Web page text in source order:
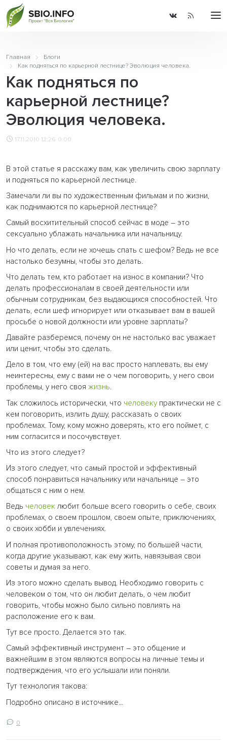
Главная
Блоги
Как подняться по карьерной лестнице? Эволюция человека.
Как подняться по
карьерной лестнице?
Эволюция человека.
17.11.2010 12:26 0.00
В этой статье я расскажу вам, как увеличить свою зарплату
и подняться по карьерной лестнице.
Замечали ли вы по художественным фильмам и по жизни,
как поднимаются по карьерной лестнице?
Самый восхитительный способ сейчас в моде – это
сексуально ублажать начальника или начальницу.
Но что делать, если не хочешь спать с шефом? Ведь не все
настолько безумны, чтобы это делать.
Что делать тем, кто работает на износ в компании? Что
делать профессионалам в своей деятельности или
обычным сотрудникам, без выдающихся способностей. Что
делать, если шеф игнорирует или отказывает вам в вашей
просьбе о новой должности или уровне зарплаты?
Давайте разберемся, почему он не настолько вас уважает
или ценит, чтобы это сделать.
Дело в том, что ему (ей) на вас просто наплевать, вы ему
неинтересны, ему с вами не о чем поговорить, у него свои
проблемы, у него своя жизнь.
Так сложилось исторически, что человекупрактически не с
кем поговорить, излить душу, рассказать о своих
проблемах. Тому, кому можно доверять, кто его поймет, с
ним согласится и посочувствует.
Что из этого следует?
Из этого следует, что самый простой и эффективный
способ понравиться начальнику или начальнице – это
общаться с ним о нем.
Ведь человек любит больше всего говорить о себе, своих
проблемах, о своем прошлом, своем опыте, приключениях,
о своих хобби и увлечениях.
И полная противоположность этому, по большей части,
когда другие указывают, как ему жить, навязывая свои
советы и думая за него.
Из этого можно сделать вывод. Необходимо говорить с
человеком о том, что он любит делать, о чем любит
говорить, чтобы можно было сильно повлиять на
расположение его к вам.
Тут все просто. Делается это так.
Самый эффективный инструмент – это общение и
важнейшим в этом являются вопросы на личные темы и
подтверждения, что его услышали или поняли.
Тут технология такова:
Подробно описано в источнике...
0